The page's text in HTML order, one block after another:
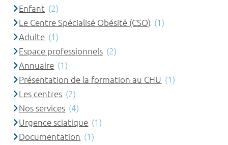
Enfant (2)
Le Centre Spécialisé Obésité (CSO) (1)
Adulte (1)
Espace professionnels (2)
Annuaire (1)
Présentation de la formation au CHU (1)
Les centres (2)
Nos services (4)
Urgence sciatique (1)
Documentation (1)